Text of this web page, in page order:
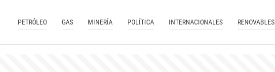
PETRÓLEO GAS MINERÍA POLÍTICA INTERNACIONALES RENOVABLES